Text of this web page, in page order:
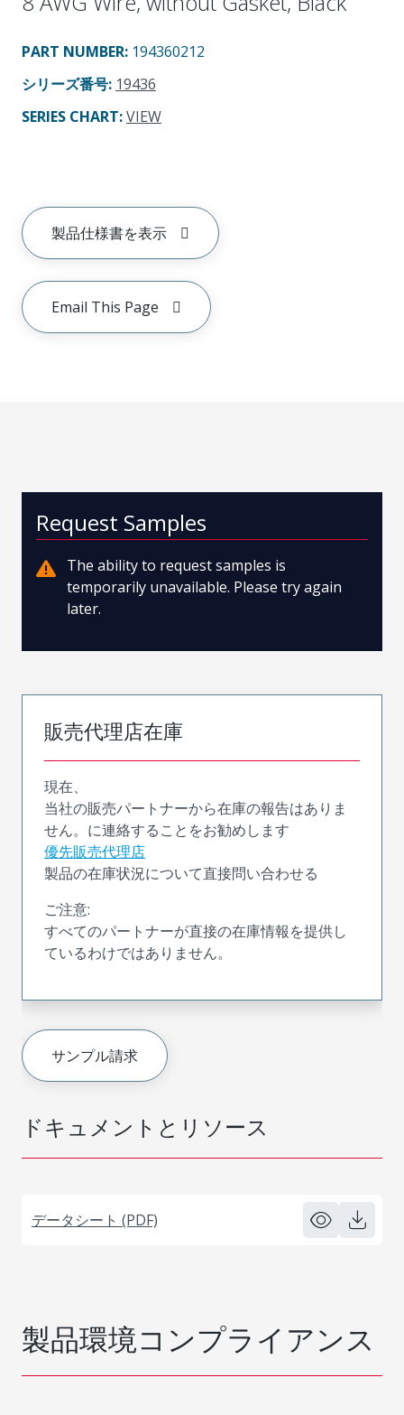
PART NUMBER: 194360212
シリーズ番号: 19436
SERIES CHART:VIEW
製品仕様書を表示
Email This Page
ドキュメントとリソース
データシート (PDF)
Request Samples
The ability to request samples is
temporarily unavailable. Please try again
later.
販売代理店在庫
現在、
当社の販売パートナーから在庫の報告はありま
せん。に連絡することをお勧めします
優先販売代理店
製品の在庫状況について直接問い合わせる
ご注意:
すべてのパートナーが直接の在庫情報を提供し
ているわけではありません。
サンプル請求
製品環境コンプライアンス